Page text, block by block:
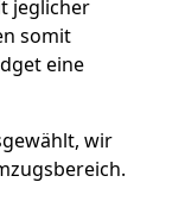
jeglicher
somit
eine
wir